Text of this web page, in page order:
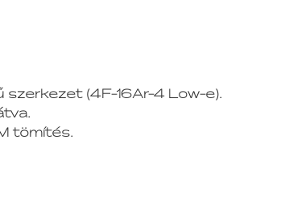
szerkezet (4F-16Ar-4 Low-e).
tömítés.